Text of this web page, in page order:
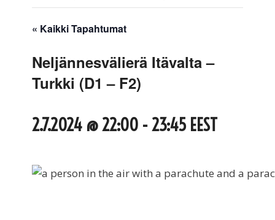
« Kaikki Tapahtumat
Neljännesvälierä Itävalta –
Turkki (D1 – F2)
2.7.2024 @ 22:00 -23:45 EEST